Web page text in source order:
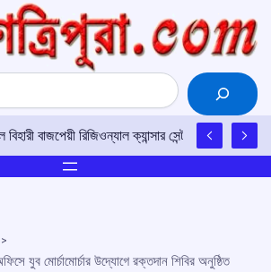
বাজপেয়ী রিজিওন্যাল ক্যান্সার সেন্টারে উত্তর-
যুব মোর্চামোর্চার উদ্যোগে রক্তদান শিবির অনুষ্ঠিত